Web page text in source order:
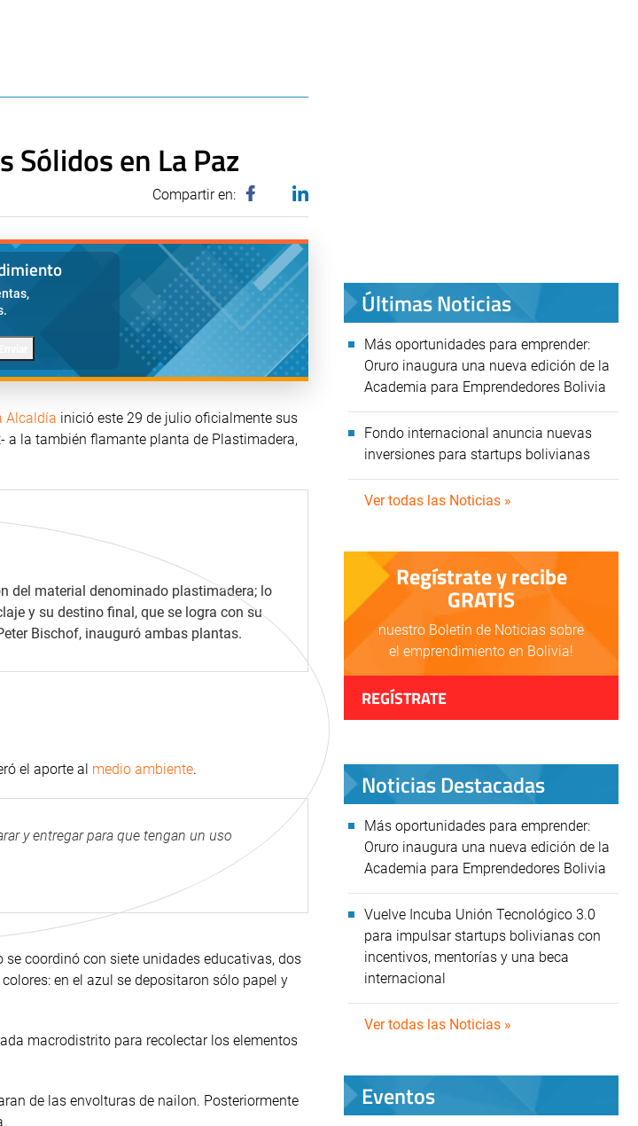
Sólidos en La Paz
Compartir en:
Alcaldía inició este 29 de julio oficialmente sus
a la también flamante planta de Plastimadera,
del material denominado plastimadera; lo
y su destino final, que se logra con su
Bischof, inauguró ambas plantas.
el aporte al medio ambiente.
y entregar para que tengan un uso
coordinó con siete unidades educativas, dos
en el azul se depositaron sólo papel y
macrodistrito para recolectar los elementos
de las envolturas de nailon. Posteriormente
Últimas Noticias
Más oportunidades para emprender:
Oruro inaugura una nueva edición de la
Academia para Emprendedores Bolivia
Fondo internacional anuncia nuevas
inversiones para startups bolivianas
Ver todas las Noticias »
Regístrate y recibe
GRATIS
nuestro Boletín de Noticias sobre
el emprendimiento en Bolivia!
REGÍSTRATE
Noticias Destacadas
Más oportunidades para emprender:
Oruro inaugura una nueva edición de la
Academia para Emprendedores Bolivia
Vuelve Incuba Unión Tecnológico 3.0
para impulsar startups bolivianas con
incentivos, mentorías y una beca
internacional
Ver todas las Noticias »
Eventos